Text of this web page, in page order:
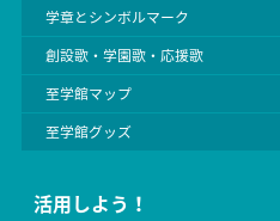
学章とシンボルマーク
創設歌・学園歌・応援歌
至学館マップ
至学館グッズ
活用しよう！